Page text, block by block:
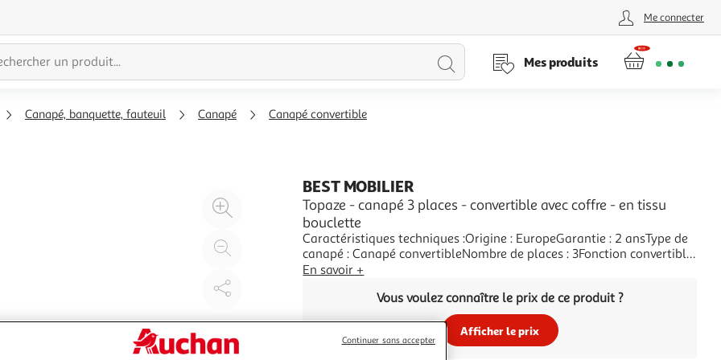
Me connecter
Lancer
Mes produits
Canapé, banquette, fauteuil Canapé Canapé convertible
Agrandir
l'illustration
l'illustration
%
produit
BEST MOBILIER
Topaze - canapé 3 places - convertible avec coffre - en tissu
bouclette
Caractéristiques techniques :Origine : EuropeGarantie : 2 ansType de
canapé : Canapé convertibleNombre de places : 3Fonction convertible
: OuiType de convertible : Dossier rabattableCouchage
OuiEquipement : Noce de montage et visserieMatière de la
En savoir +
Vous voulez connaître le prix de ce produit ?
Afficher le prix
Continuer sans accepter